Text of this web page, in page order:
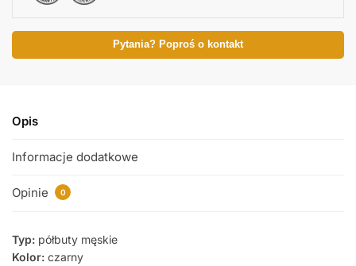
Pytania? Poproś o kontakt
Opis
Informacje dodatkowe
Opinie 0
Typ: półbuty męskie
Kolor: czarny